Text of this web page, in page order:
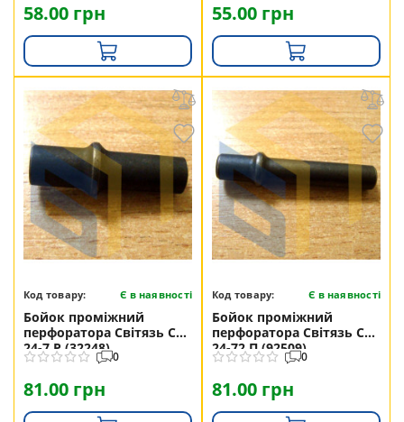
58.00 грн 55.00 грн
Код товару: Є в наявності
Бойок проміжний
перфоратора Світязь СП
24-7 Р (32248)
0
81.00 грн
Код товару: Є в наявності
Бойок проміжний
перфоратора Світязь СП
24-72 П (92509)
0
81.00 грн